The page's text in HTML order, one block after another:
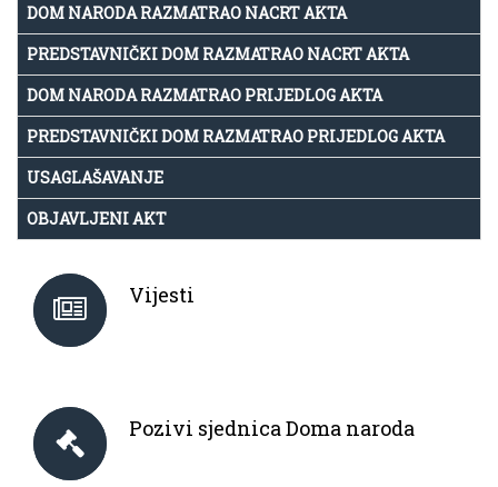
DOM NARODA RAZMATRAO NACRT AKTA
PREDSTAVNIČKI DOM RAZMATRAO NACRT AKTA
DOM NARODA RAZMATRAO PRIJEDLOG AKTA
PREDSTAVNIČKI DOM RAZMATRAO PRIJEDLOG AKTA
USAGLAŠAVANJE
OBJAVLJENI AKT
Vijesti
Pozivi sjednica Doma naroda